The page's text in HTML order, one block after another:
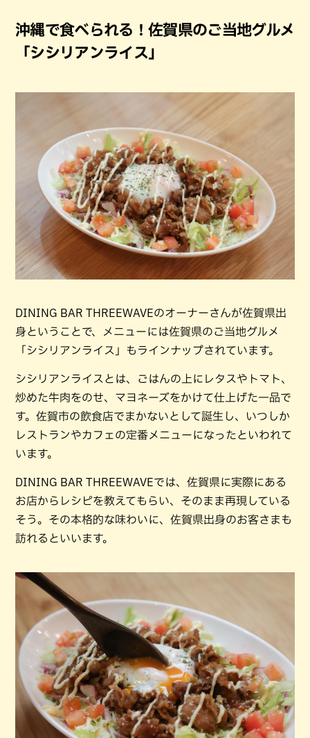
沖縄で食べられる！佐賀県のご当地グルメ
「シシリアンライス」
DINING BAR THREEWAVEのオーナーさんが佐賀県出
身ということで、メニューには佐賀県のご当地グルメ
「シシリアンライス」もラインナップされています。
シシリアンライスとは、ごはんの上にレタスやトマト、
炒めた牛肉をのせ、マヨネーズをかけて仕上げた一品で
す。佐賀市の飲食店でまかないとして誕生し、いつしか
レストランやカフェの定番メニューになったといわれて
います。
DINING BAR THREEWAVEでは、佐賀県に実際にある
お店からレシピを教えてもらい、そのまま再現している
そう。その本格的な味わいに、佐賀県出身のお客さまも
訪れるといいます。